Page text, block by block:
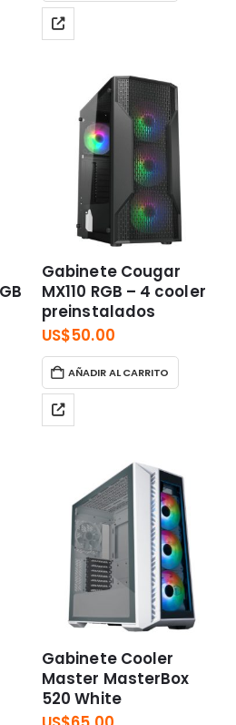
Gabinete Cougar
MX110 RGB – 4 cooler
preinstalados
US$50.00
AÑADIR AL CARRITO
Gabinete Cooler
Master MasterBox
520 White